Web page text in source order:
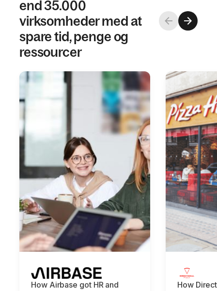
end 35.000
virksomheder med at
spare tid, penge og
ressourcer
How Airbase got HR and
How